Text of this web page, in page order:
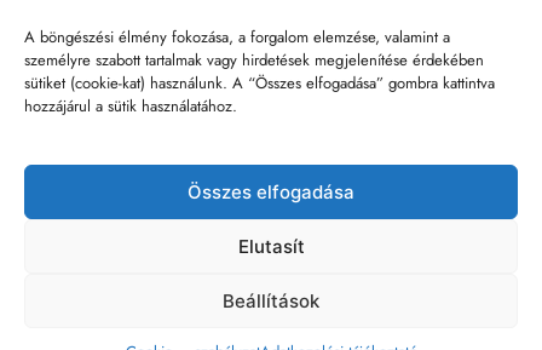
A böngészési élmény fokozása, a forgalom elemzése, valamint a
személyre szabott tartalmak vagy hirdetések megjelenítése érdekében
sütiket (cookie-kat) használunk. A “Összes elfogadása” gombra kattintva
hozzájárul a sütik használatához.
Összes elfogadása
Elutasít
Beállítások